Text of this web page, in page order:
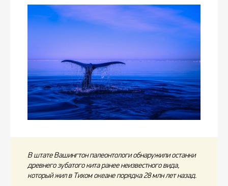
В штате Вашингтон палеонтологи обнаружили останки
древнего зубатого кита ранее неизвестного вида,
который жил в Тихом океане порядка 28 млн лет назад.